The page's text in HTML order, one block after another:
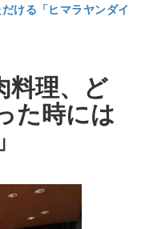
ける「ヒマラヤンダイ
料理、ど
た時には